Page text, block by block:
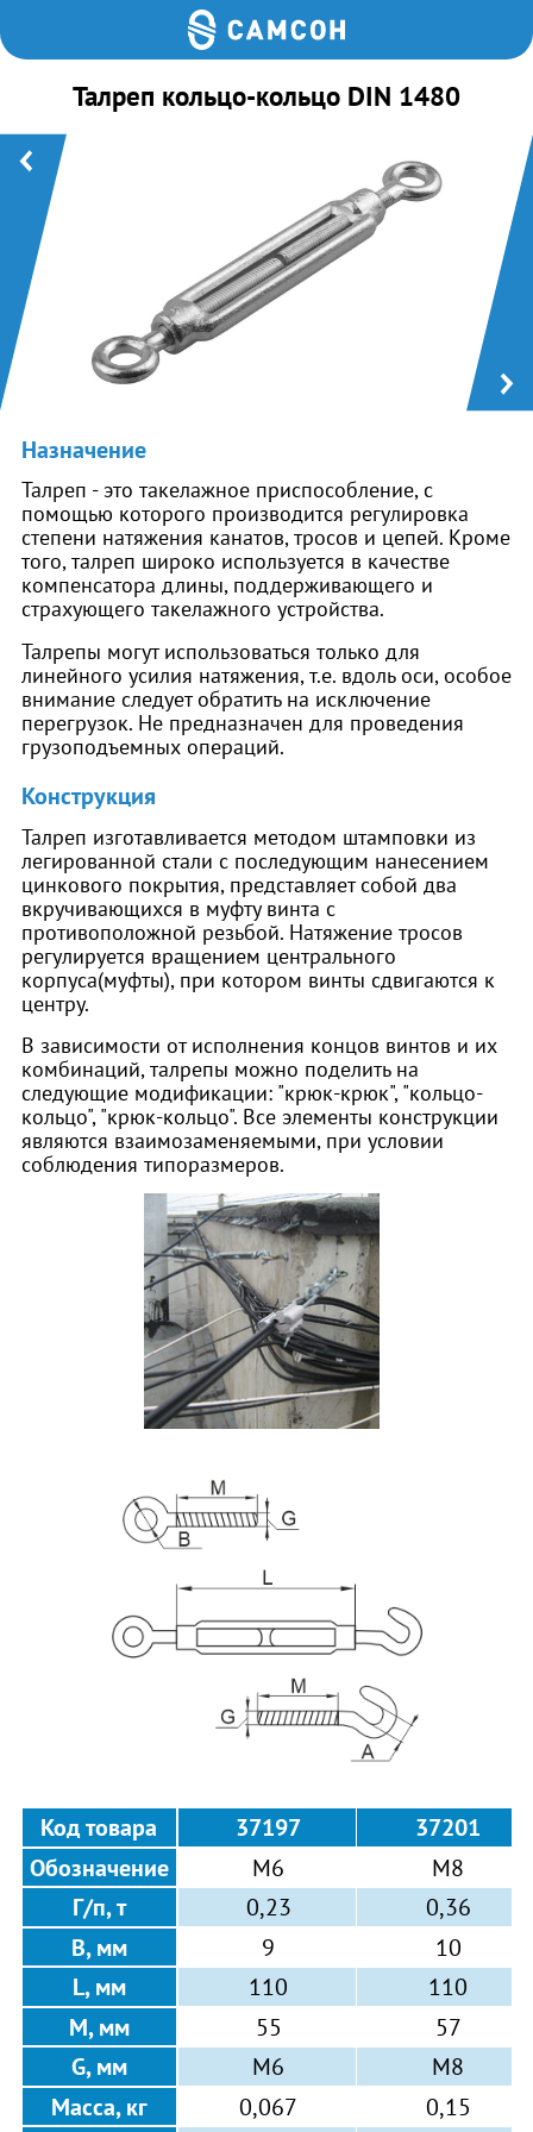
Талреп кольцо-кольцо DIN 1480
Назначение
Талреп - это такелажное приспособление, с
помощью которого производится регулировка
степени натяжения канатов, тросов и цепей. Кроме
того, талреп широко используется в качестве
компенсатора длины, поддерживающего и
страхующего такелажного устройства.
Талрепы могут использоваться только для
линейного усилия натяжения, т.е. вдоль оси, особое
внимание следует обратить на исключение
перегрузок. Не предназначен для проведения
грузоподъемных операций.
Конструкция
Талреп изготавливается методом штамповки из
легированной стали с последующим нанесением
цинкового покрытия, представляет собой два
вкручивающихся в муфту винта с
противоположной резьбой. Натяжение тросов
регулируется вращением центрального
корпуса(муфты), при котором винты сдвигаются к
центру.
В зависимости от исполнения концов винтов и их
комбинаций, талрепы можно поделить на
следующие модификации: "крюк-крюк", "кольцо-
кольцо", "крюк-кольцо". Все элементы конструкции
являются взаимозаменяемыми, при условии
соблюдения типоразмеров.
Код товара
Обозначение
Г/п, т
B, мм
L, мм
M, мм
G, мм
Масса, кг
37197
М6
0,23
9
110
55
M6
0,067
37201
М8
0,36
10
110
57
M8
0,15